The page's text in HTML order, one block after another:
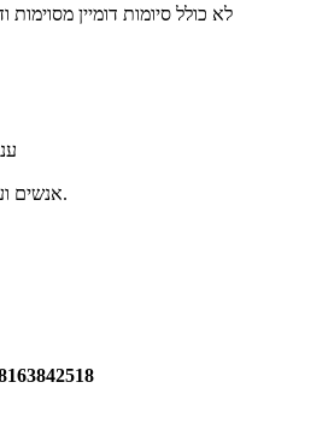
* לא כולל סיומות דומיין
אנשים ועסקים קטנים ברחבי העולם.